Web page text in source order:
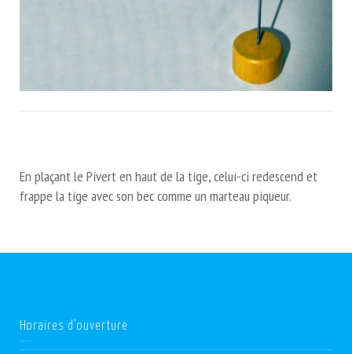
En plaçant le Pivert en haut de la tige, celui-ci redescend et
frappe la tige avec son bec comme un marteau piqueur.
Horaires d’ouverture